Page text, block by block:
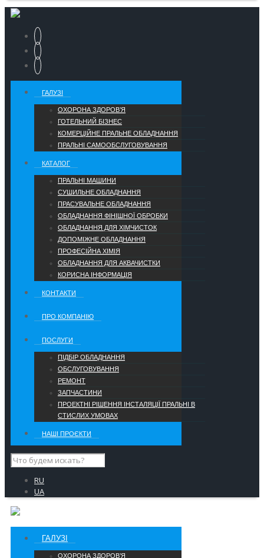
ГАЛУЗІ
ОХОРОНА ЗДОРОВ’Я
ГОТЕЛЬНИЙ БІЗНЕС
КОМЕРЦІЙНЕ ПРАЛЬНЕ ОБЛАДНАННЯ
ПРАЛЬНІ САМООБСЛУГОВУВАННЯ
КАТАЛОГ
ПРАЛЬНІ МАШИНИ
СУШИЛЬНЕ ОБЛАДНАННЯ
ПРАСУВАЛЬНЕ ОБЛАДНАННЯ
ОБЛАДНАННЯ ФІНІШНОЇ ОБРОБКИ
ОБЛАДНАННЯ ДЛЯ ХІМЧИСТОК
ДОПОМІЖНЕ ОБЛАДНАННЯ
ПРОФЕСІЙНА ХІМІЯ
ОБЛАДНАННЯ ДЛЯ АКВАЧИСТКИ
КОРИСНА ІНФОРМАЦІЯ
КОНТАКТИ
ПРО КОМПАНІЮ
ПОСЛУГИ
ПІДБІР ОБЛАДНАННЯ
ОБСЛУГОВУВАННЯ
РЕМОНТ
ЗАПЧАСТИНИ
ПРОЕКТНІ РІШЕННЯ ІНСТАЛЯЦІЇ ПРАЛЬНІ В
СТИСЛИХ УМОВАХ
НАШІ ПРОЄКТИ
RU
UA
ГАЛУЗІ
ОХОРОНА ЗДОРОВ’Я